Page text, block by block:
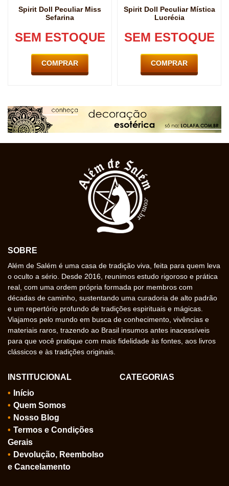
Spirit Doll Peculiar Miss
Sefarina
SEM ESTOQUE
COMPRAR
Spirit Doll Peculiar Mística
Lucrécia
SEM ESTOQUE
COMPRAR
SOBRE
Além de Salém é uma casa de tradição viva, feita para quem leva
o oculto a sério. Desde 2016, reunimos estudo rigoroso e prática
real, com uma ordem própria formada por membros com
décadas de caminho, sustentando uma curadoria de alto padrão
e um repertório profundo de tradições espirituais e mágicas.
Viajamos pelo mundo em busca de conhecimento, vivências e
materiais raros, trazendo ao Brasil insumos antes inacessíveis
para que você pratique com mais fidelidade às fontes, aos livros
clássicos e às tradições originais.
INSTITUCIONAL
Início
Quem Somos
Nosso Blog
Termos e Condições
Gerais
Devolução, Reembolso
e Cancelamento
CATEGORIAS